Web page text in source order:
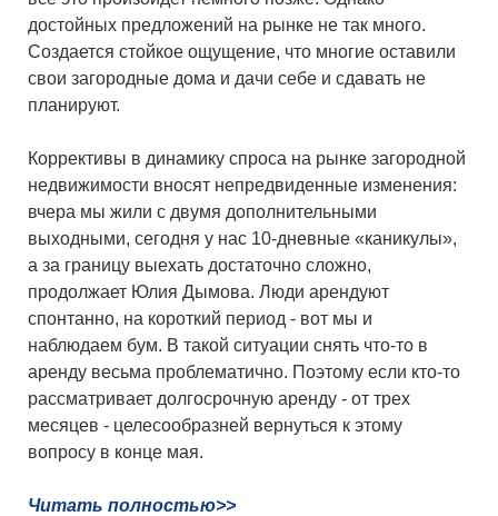
достойных предложений на рынке не так много.
Создается стойкое ощущение, что многие оставили
свои загородные дома и дачи себе и сдавать не
планируют.
Коррективы в динамику спроса на рынке загородной
недвижимости вносят непредвиденные изменения:
вчера мы жили с двумя дополнительными
выходными, сегодня у нас 10-дневные «каникулы»,
а за границу выехать достаточно сложно,
продолжает Юлия Дымова. Люди арендуют
спонтанно, на короткий период - вот мы и
наблюдаем бум. В такой ситуации снять что-то в
аренду весьма проблематично. Поэтому если кто-то
рассматривает долгосрочную аренду - от трех
месяцев - целесообразней вернуться к этому
вопросу в конце мая.
Читать полностью>>